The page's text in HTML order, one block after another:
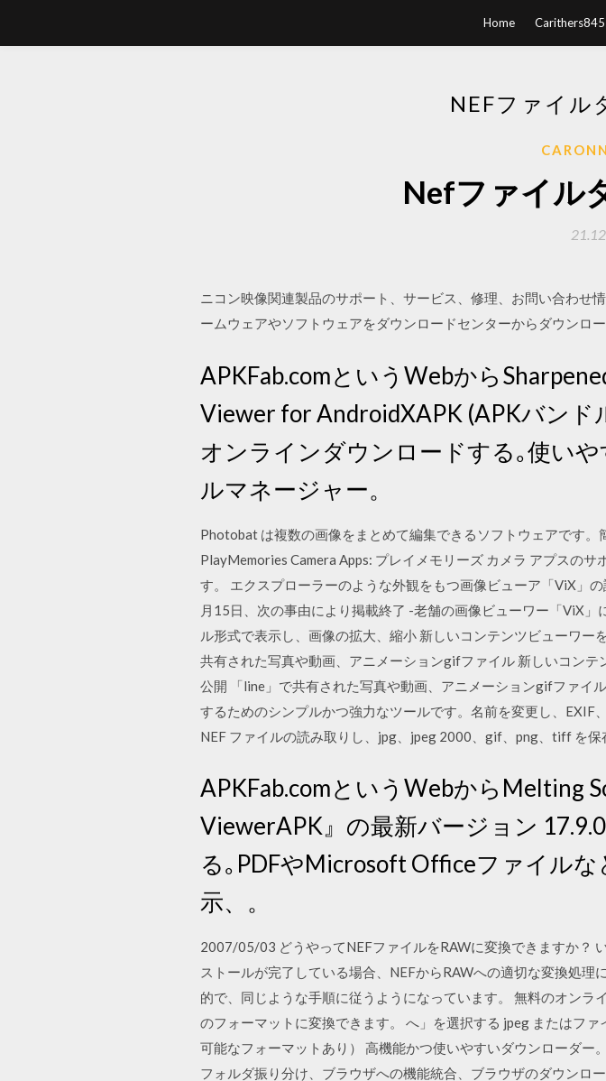
Home
NEFファイル
Nefファイル
ニコン映像関連製品のサポート、サービス、修理、お問い合わせ
ームウェアやソフトウェアをダウンロードセンターからダウン
APKFab.comというWebから
Viewer for AndroidXAPK (APKバンド
オンラインダウンロードする｡使い
ルマネージャー。
Photobat は複数の画像をまとめて編集できるソフトウェアです
PlayMemories Camera Apps: プレイメモリーズ カメラ アプスの
す。 エクスプローラーのような外観をもつ画像ビューア「ViX」
月15日、次の事由により掲載終了 -老舗の画像ビューワー「ViX
ル形式で表示し、画像の拡大、縮小 新しいコンテンツビューワ
共有された写真や動画、アニメーションgifファイル 新しいコン
公開 「line」で共有された写真や動画、アニメーションgifファイ
するためのシンプルかつ強力なツールです。名前を変更し、EXIF
NEF ファイルの読み取りし、jpg、jpeg 2000、gif、png、tiff を保
APKFab.comというWebからMelting
ViewerAPK』の最新バージョン
る｡PDFやMicrosoft Officeファイル
示、。
2007/05/03 どうやってNEFファイルをRAWに変換できますか？
ストールが完了している場合、NEFからRAWへの適切な変換処
的で、同じような手順に従うようになっています。 無料のオン
のフォーマットに変換できます。 へ」を選択する jpeg またはフ
可能なフォーマットあり） 高機能かつ使いやすいダウンローダ
フォルダ振り分け、ブラウザへの機能統合、ブラウザのダウンロ